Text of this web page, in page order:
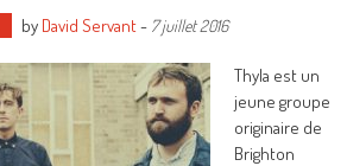
by David Servant- 7 juillet 2016
Thyla est un
jeune groupe
originaire de
Brighton